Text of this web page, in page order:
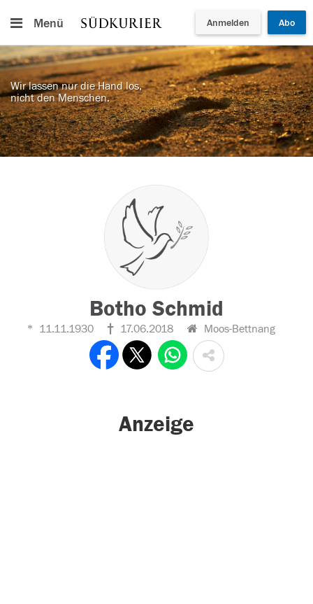
Menü Anmelden Abo
Wir lassen nur die Hand los,
nicht den Menschen.
Botho Schmid
11.11.1930 17.06.2018 Moos-Bettnang
Anzeige